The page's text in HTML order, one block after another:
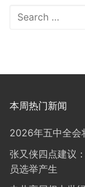
Search
本周热门新闻
2026年五中全会
张又侠四点建议
员选举产生